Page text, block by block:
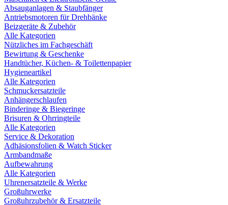
Absauganlagen & Staubfänger
Antriebsmotoren für Drehbänke
Beizgeräte & Zubehör
Alle Kategorien
Nützliches im Fachgeschäft
Bewirtung & Geschenke
Handtücher, Küchen- & Toilettenpapier
Hygieneartikel
Alle Kategorien
Schmuckersatzteile
Anhängerschlaufen
Binderinge & Biegeringe
Brisuren & Ohrringteile
Alle Kategorien
Service & Dekoration
Adhäsionsfolien & Watch Sticker
Armbandmaße
Aufbewahrung
Alle Kategorien
Uhrenersatzteile & Werke
Großuhrwerke
Großuhrzubehör & Ersatzteile